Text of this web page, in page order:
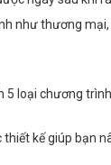
như thương
loại chương
kế giúp bạn